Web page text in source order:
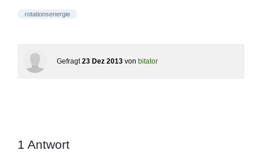
rotationsenergie
Gefragt 23 Dez 2013 von bitator
1 Antwort